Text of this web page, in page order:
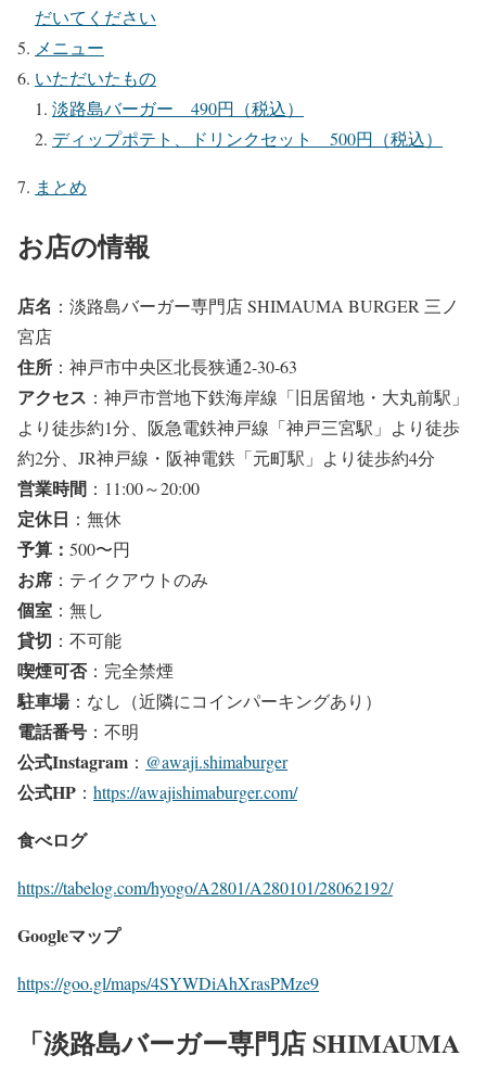
だいてください
メニュー
いただいたもの
淡路島バーガー 490円（税込）
ディップポテト、ドリンクセット 500円（税込）
まとめ
お店の情報
店名 ：淡路島バーガー専門店 SHIMAUMA BURGER 三ノ
宮店
住所 ：神戸市中央区北長狭通2-30-63
アクセス ：神戸市営地下鉄海岸線「旧居留地・大丸前駅」
より徒歩約1分、阪急電鉄神戸線「神戸三宮駅」より徒歩
約2分、JR神戸線・阪神電鉄「元町駅」より徒歩約4分
営業時間 ：11:00～20:00
定休日 ：無休
予算 ： 500〜円
お席 ：テイクアウトのみ
個室 ：無し
貸切 ：不可能
喫煙可否：完全禁煙
駐車場：なし（近隣にコインパーキングあり）
電話番号 ：不明
公式Instagram ： @awaji.shimaburger
公式HP ： https://awajishimaburger.com/
食べログ
https://tabelog.com/hyogo/A2801/A280101/28062192/
Googleマップ
https://goo.gl/maps/4SYWDiAhXrasPMze9
「淡路島バーガー専門店 SHIMAUMA